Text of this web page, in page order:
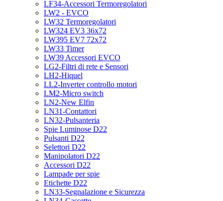
LF34-Accessori Termoregolatori
LW2 - EVCO
LW32 Termoregolatori
LW324 EV3 36x72
LW395 EV7 72x72
LW33 Timer
LW39 Accessori EVCO
LG2-Filtri di rete e Sensori
LH2-Hiquel
LL2-Inverter controllo motori
LM2-Micro switch
LN2-New Elfin
LN31-Contattori
LN32-Pulsanteria
Spie Luminose D22
Pulsanti D22
Selettori D22
Manipolatori D22
Accessori D22
Lampade per spie
Etichette D22
LN33-Segnalazione e Sicurezza